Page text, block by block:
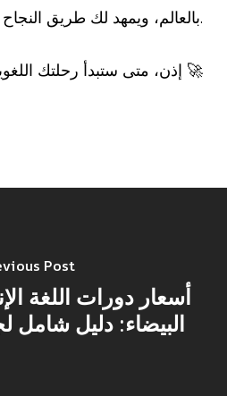
بالعالم، ويمهد لك طريق النجاح.
إذن، متى ستبدأ رحلتك اللغوية؟ 🚀
Post
أسعار دورات اللغة
البيضاء: دليل شامل